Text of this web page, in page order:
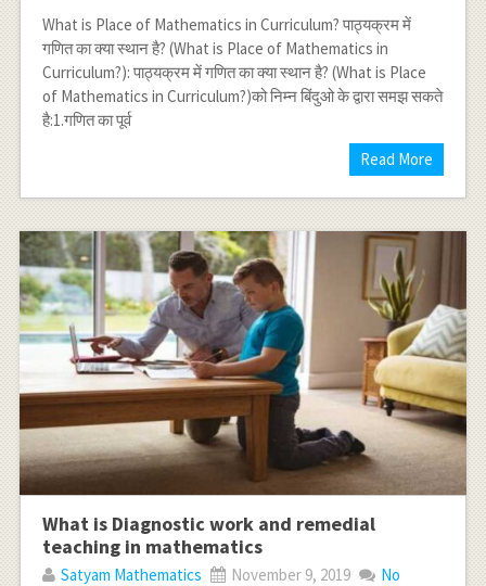
What is Place of Mathematics in Curriculum? पाठ्यक्रम में
गणित का क्या स्थान है? (What is Place of Mathematics in
Curriculum?): पाठ्यक्रम में गणित का क्या स्थान है? (What is Place
of Mathematics in Curriculum?)को निम्न बिंदुओ के द्वारा समझ सकते
है:1.गणित का पूर्व
Read More
What is Diagnostic work and remedial
teaching in mathematics
Satyam Mathematics November 9, 2019
No